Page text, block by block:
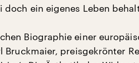
doch ein eigenes Leben
Biographie einer
Bruckmaier, preisgekrönter